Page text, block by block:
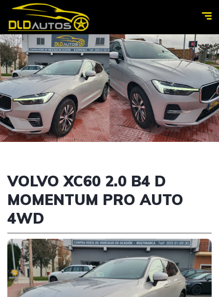
VOLVO XC60 2.0 B4 D
MOMENTUM PRO AUTO
4WD